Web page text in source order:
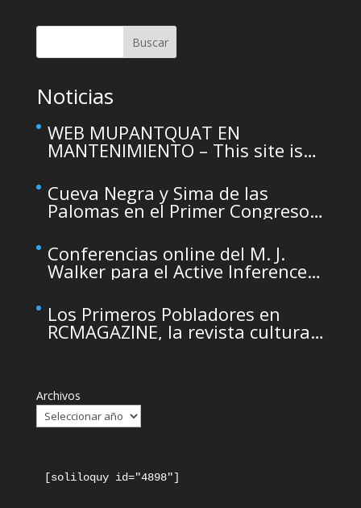
pattern Buscar
Noticias
WEB MUPANTQUAT EN
MANTENIMIENTO – This site is
maintenance
Cueva Negra y Sima de las
Palomas en el Primer Congreso
Murcia organizado por el CDL
Conferencias online del M. J.
Walker para el Active Inference
Los Primeros Pobladores en
RCMAGAZINE, la revista cultural
Archivos
[soliloquy id="4898"]